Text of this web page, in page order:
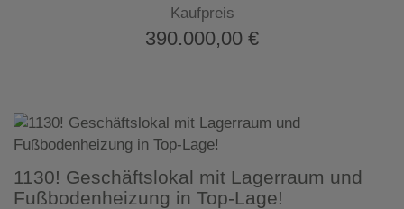
Kaufpreis
390.000,00 €
1130! Geschäftslokal mit Lagerraum und
Fußbodenheizung in Top-Lage!